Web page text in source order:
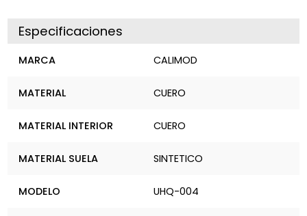
Especificaciones
MARCA CALIMOD
MATERIAL CUERO
MATERIAL INTERIOR CUERO
MATERIAL SUELA SINTETICO
MODELO UHQ-004